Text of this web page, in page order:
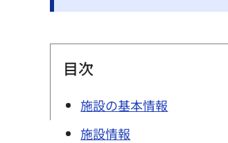
目次
施設の基本情報
施設情報